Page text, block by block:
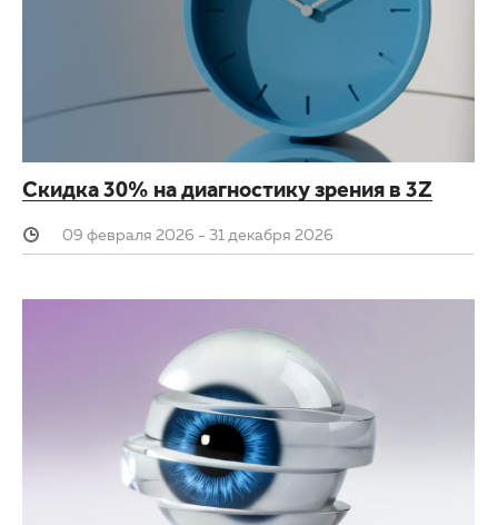
Скидка 30% на диагностику зрения в 3Z
09 февраля 2026 - 31 декабря 2026